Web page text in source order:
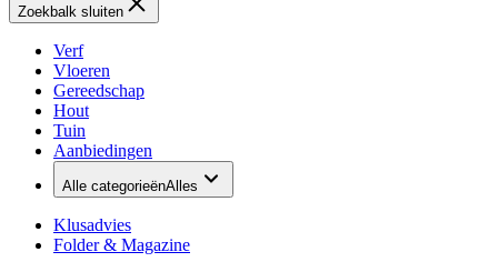
Zoekbalk sluiten
Verf
Vloeren
Gereedschap
Hout
Tuin
Aanbiedingen
Alle categorieënAlles
Klusadvies
Folder & Magazine